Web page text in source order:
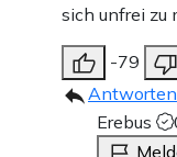
sich unfrei zu
-79
Antworten
Erebus